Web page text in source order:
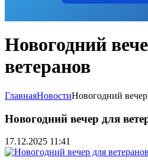
Новогодний
ветеранов
ГлавнаяНовостиНовогодний вечер
Новогодний вечер для
17.12.2025 11:41